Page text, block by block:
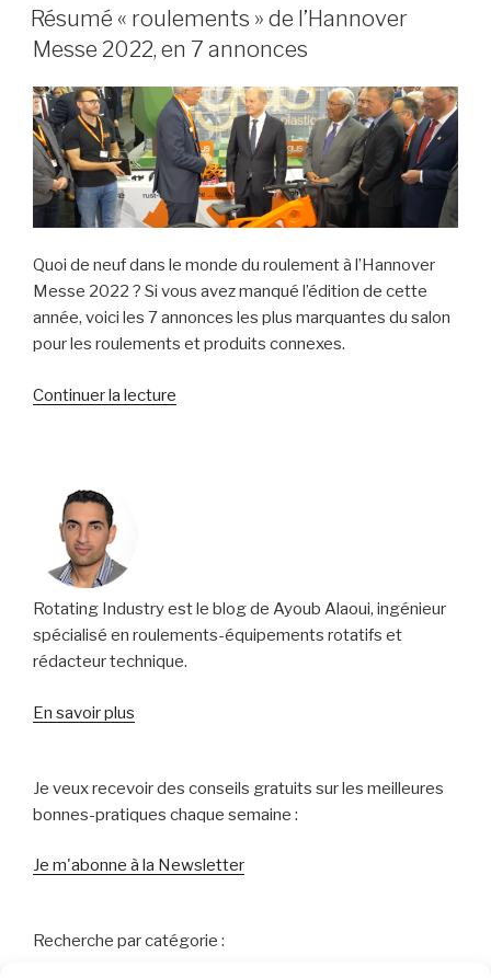
outil
en
pour
le
calcul
des
émissions
de
et
met
à
jour
Select »
LE
Résumé « roulements » de l’Hannover
Messe 2022, en 7 annonces
Quoi de neuf dans le monde du roulement à l’Hannover
Messe 2022 ? Si vous avez manqué l’édition de cette
année, voici les 7 annonces les plus marquantes du salon
pour les roulements et produits connexes.
Continuer la lecture
7
annonces »
Rotating Industry est le blog de Ayoub Alaoui, ingénieur
spécialisé en roulements-équipements rotatifs et
rédacteur technique.
En savoir plus
Je veux recevoir des conseils gratuits sur les meilleures
bonnes-pratiques chaque semaine :
Je m'abonne à la Newsletter
Recherche par catégorie :